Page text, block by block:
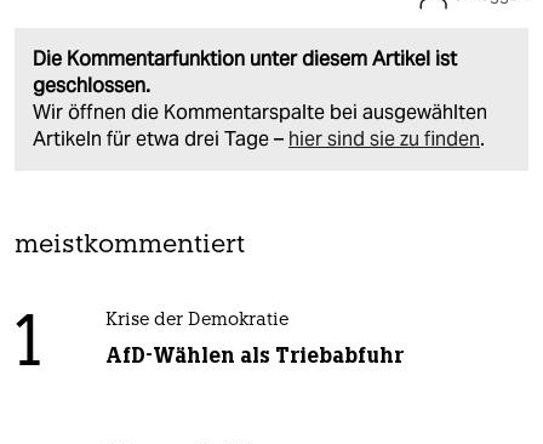
Die Kommentarfunktion unter diesem Artikel ist
geschlossen.
Wir öffnen die Kommentarspalte bei ausgewählten
Artikeln für etwa drei Tage – hier sind sie zu finden.
meistkommentiert
1 Krise der Demokratie
AfD-Wählen als Triebabfuhr